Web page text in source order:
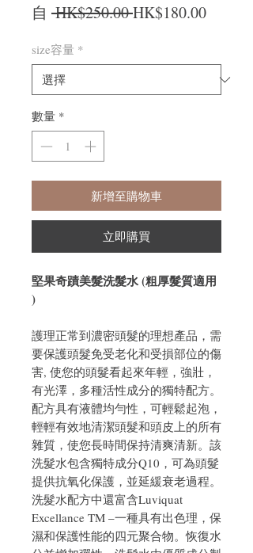
自 HK$250.00 一般價格
HK$180.00促銷價
size容量 *
數量 *
新增至購物車
立即購買
堅果奇蹟美髮洗髮水 (粗厚髮質適用
)
護理正常到濃密頭髮的理想產品，需
要保護頭髮免受老化和受損部位的傷
害, 使您的頭髮看起來年輕，強壯，
有光澤，多種活性成分的獨特配方。
配方具有液體均勻性，可輕鬆起泡，
輕輕有效地清潔頭髮和頭皮上的所有
雜質，使您長時間保持清爽清新。該
洗髮水包含獨特成分Q10，可為頭髮
提供抗氧化保護，並延緩衰老過程。
洗髮水配方中還富含Luviquat
Excellance TM –一種具有出色理，保
濕和保護性能的四元聚合物。恢復水